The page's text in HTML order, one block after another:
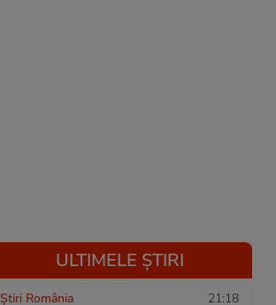
ULTIMELE ȘTIRI
Știri România 21:18